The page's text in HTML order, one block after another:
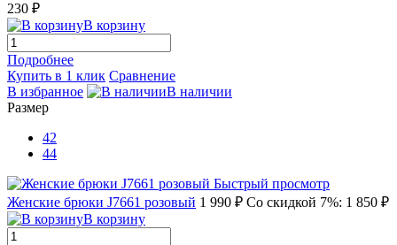
230 ₽
В корзину
Подробнее
Купить в 1 клик Сравнение
В избранное
В наличии
Размер
42
44
Быстрый просмотр
Женские брюки J7661 розовый 1 990 ₽ Со скидкой 7%: 1 850 ₽
В корзину